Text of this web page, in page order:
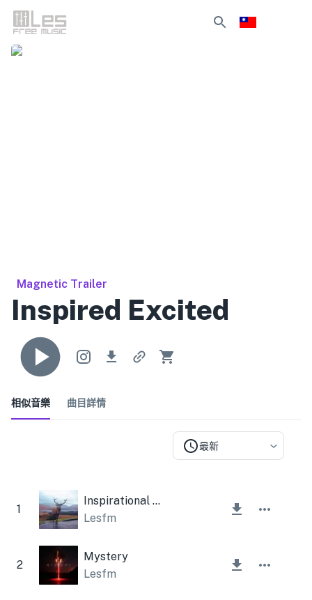
Magnetic Trailer
Inspired Excited
相似音樂 曲目詳情
最新
1
Inspirational Story
Lesfm
2
Mystery
Lesfm